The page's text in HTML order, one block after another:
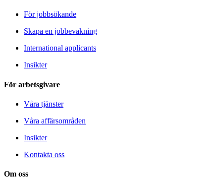
För jobbsökande
Skapa en jobbevakning
International applicants
Insikter
För arbetsgivare
Våra tjänster
Våra affärsområden
Insikter
Kontakta oss
Om oss